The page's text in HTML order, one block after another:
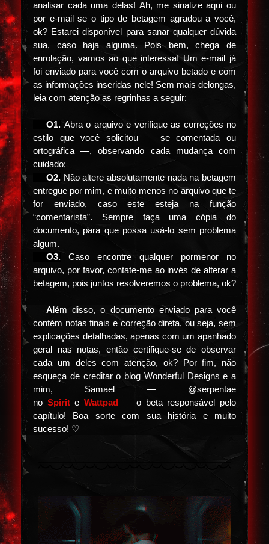
analisar cada uma delas! Ah, me sinalize aqui ou
por e-mail se o tipo de betagem agradou a você,
ok? Estarei disponível para sanar qualquer dúvida
sua, caso haja alguma. Pois bem, chega de
enrolação, vamos ao que interessa! Um e-mail já
foi enviado para você com o arquivo betado e com
as informações inseridas nele! Sem mais delongas,
leia com atenção as regrinhas a seguir:
⠀⠀O1. Abra o arquivo e verifique as correções no
estilo que você solicitou — se comentada ou
ortográfica —, observando cada mudança com
cuidado;
⠀⠀O2. Não altere absolutamente nada na betagem
entregue por mim, e muito menos no arquivo que te
for enviado, caso este esteja na função
“comentarista”. Sempre faça uma cópia do
documento, para que possa usá-lo sem problema
algum.
⠀⠀O3. Caso encontre qualquer pormenor no
arquivo, por favor, contate-me ao invés de alterar a
betagem, pois juntos resolveremos o problema, ok?
A lém disso, o documento enviado para você
contém notas finais e correção direta, ou seja, sem
explicações detalhadas, apenas com um apanhado
geral nas notas, então certifique-se de observar
cada um deles com atenção, ok? Por fim, não
esqueça de creditar o blog Wonderful Designs e a
mim, Samael — @serpentae
no Spirite Wattpad
— o beta responsável pelo
capítulo! Boa sorte com sua história e muito
sucesso! ♡